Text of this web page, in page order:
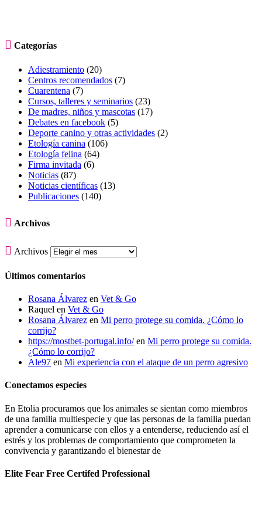
 Categorías
Adiestramiento (20)
Centros recomendados (7)
Cuarentena (7)
Cursos, talleres y seminarios (23)
De madres, niños y mascotas (17)
Debates en facebook (5)
Deporte canino y otras actividades (2)
Etología canina (106)
Etología felina (64)
Firma invitada (6)
Noticias (87)
Noticias científicas (13)
Publicaciones (140)
 Archivos
 Archivos
Últimos comentarios
Rosana Álvarez en Vet & Go
Raquel en Vet & Go
Rosana Álvarez en Mi perro protege su comida. ¿Cómo lo
corrijo?
https://mostbet-portugal.info/en Mi perro protege su comida.
¿Cómo lo corrijo?
Ale97 en Mi experiencia con el ataque de un perro agresivo
Conectamos especies
En Etolia procuramos que los animales se sientan como miembros
de una familia multiespecie y que las personas de la familia puedan
aprender a comunicarse con ellos y a entenderse, reduciendo así el
estrés y los problemas de comportamiento que comprometen la
convivencia y garantizando el bienestar de
Elite Fear Free Certifed Professional